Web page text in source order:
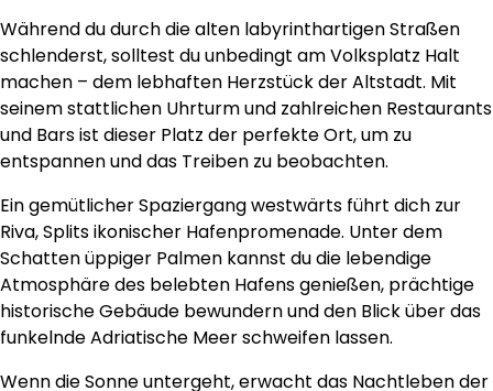
Während du durch die alten labyrinthartigen Straßen
schlenderst, solltest du unbedingt am Volksplatz Halt
machen – dem lebhaften Herzstück der Altstadt. Mit
seinem stattlichen Uhrturm und zahlreichen Restaurants
und Bars ist dieser Platz der perfekte Ort, um zu
entspannen und das Treiben zu beobachten.
Ein gemütlicher Spaziergang westwärts führt dich zur
Riva, Splits ikonischer Hafenpromenade. Unter dem
Schatten üppiger Palmen kannst du die lebendige
Atmosphäre des belebten Hafens genießen, prächtige
historische Gebäude bewundern und den Blick über das
funkelnde Adriatische Meer schweifen lassen.
Wenn die Sonne untergeht, erwacht das Nachtleben der